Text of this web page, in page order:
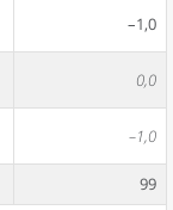
–1,0
0,0
–1,0
99